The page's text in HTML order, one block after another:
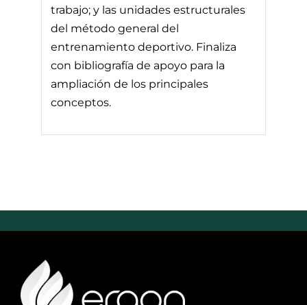
trabajo; y las unidades estructurales
del método general del
entrenamiento deportivo. Finaliza
con bibliografía de apoyo para la
ampliación de los principales
conceptos.